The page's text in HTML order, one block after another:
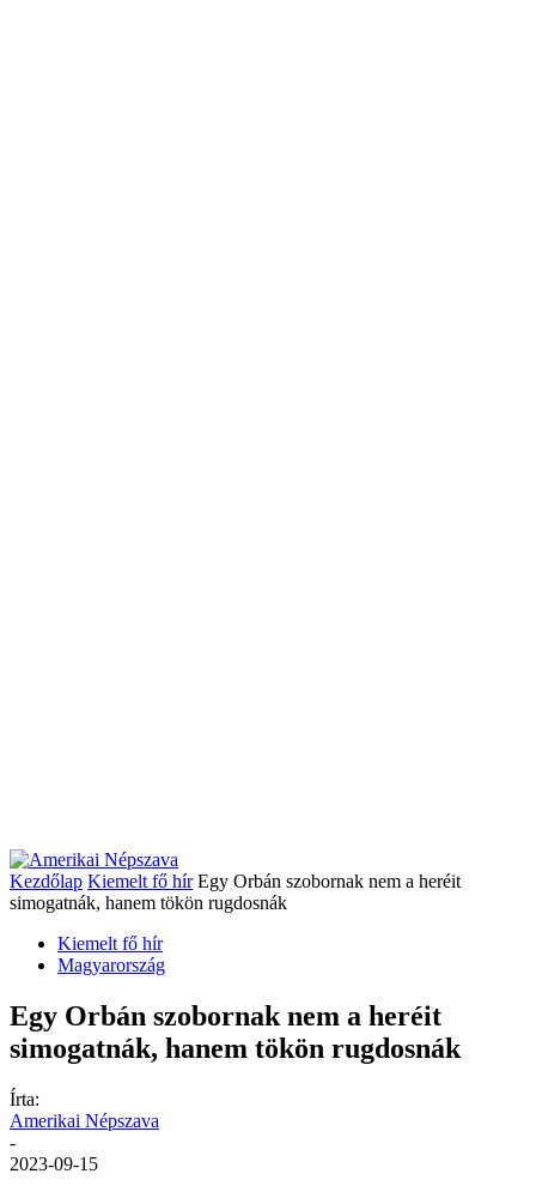
Kezdőlap Kiemelt fő hír Egy Orbán szobornak nem a heréit
simogatnák, hanem tökön rugdosnák
Kiemelt fő hír
Magyarország
Egy Orbán szobornak nem a heréit
simogatnák, hanem tökön rugdosnák
Írta:
Amerikai Népszava
-
2023-09-15